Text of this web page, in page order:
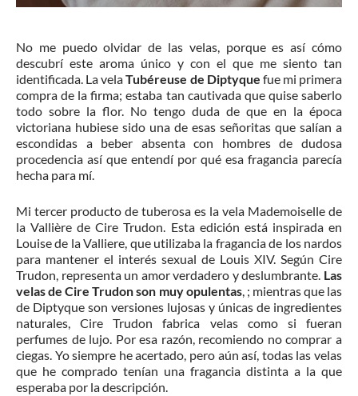
No me puedo olvidar de las velas, porque es así cómo
descubrí este aroma único y con el que me siento tan
identificada. La velaTubéreuse de Diptyque fue mi primera
compra de la firma; estaba tan cautivada que quise saberlo
todo sobre la flor. No tengo duda de que en la época
victoriana hubiese sido una de esas señoritas que salían a
escondidas a beber absenta con hombres de dudosa
procedencia así que entendí por qué esa fragancia parecía
hecha para mí.
Mi tercer producto de tuberosa es la vela Mademoiselle de
la Vallière de Cire Trudon. Esta edición está inspirada en
Louise de la Valliere, que utilizaba la fragancia de los nardos
para mantener el interés sexual de Louis XIV. Según Cire
Trudon, representa un amor verdadero y deslumbrante. Las
velas de Cire Trudon son muy opulentas, ; mientras que las
de Diptyque son versiones lujosas y únicas de ingredientes
naturales, Cire Trudon fabrica velas como si fueran
perfumes de lujo. Por esa razón, recomiendo no comprar a
ciegas. Yo siempre he acertado, pero aún así, todas las velas
que he comprado tenían una fragancia distinta a la que
esperaba por la descripción.